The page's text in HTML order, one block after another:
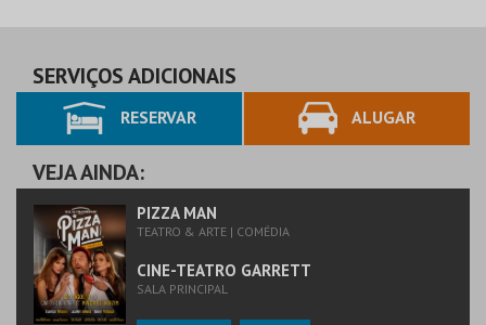
SERVIÇOS ADICIONAIS
RESERVAR ALUGAR
VEJA AINDA:
PIZZA MAN
TEATRO & ARTE | COMÉDIA
CINE-TEATRO GARRETT
SALA PRINCIPAL